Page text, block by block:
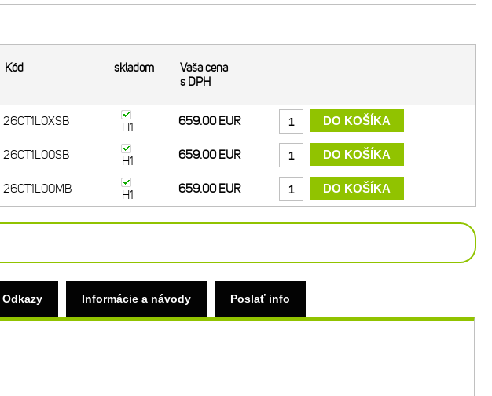
Kód skladom
Vaša cena
s DPH
26CT1L0XSB H1 659.00 EUR
26CT1L00SB H1 659.00 EUR
26CT1L00MB H1 659.00 EUR
Odkazy Informácie a návody Poslať info